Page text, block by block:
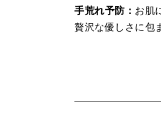
手荒れ予防： お肌
贅沢な優しさに包